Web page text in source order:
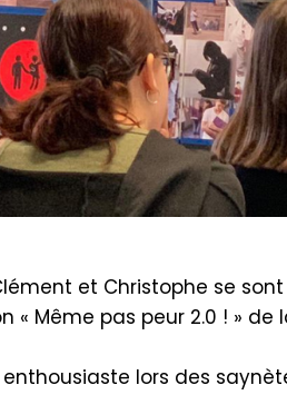
et Christophe se
« Même pas peur 2.0 ! »
lors des